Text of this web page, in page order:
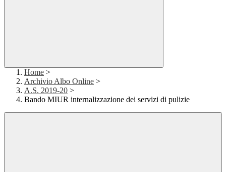
Home >
Archivio Albo Online >
A.S. 2019-20 >
Bando MIUR internalizzazione dei servizi di pulizie